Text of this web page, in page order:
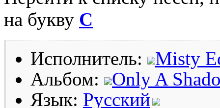
на букву C
Исполнитель:
Misty
Альбом:
Only A
Язык: Русский